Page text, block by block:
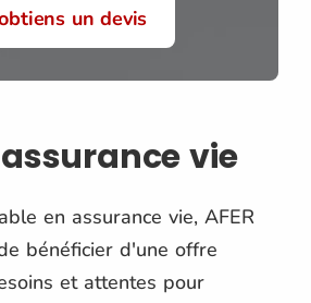
un devis
assurance vie
en assurance vie, AFER
bénéficier d'une offre
et attentes pour